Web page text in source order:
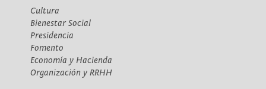
Cultura
Bienestar Social
Presidencia
Fomento
Economía y Hacienda
Organización y RRHH